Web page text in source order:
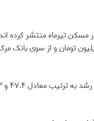
مسکن تیرماه منتشر